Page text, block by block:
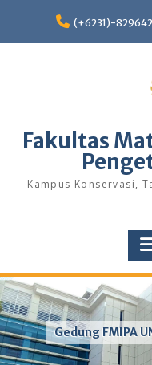
content
(+6231)-
Fakultas
Kampus Konservasi,
Gedung FMIPA